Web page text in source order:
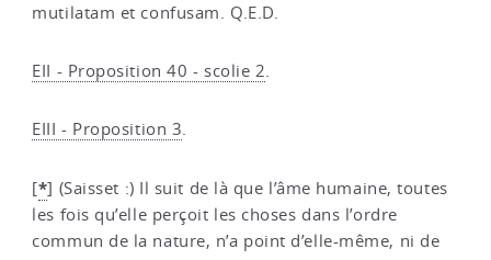
mutilatam et confusam. Q.E.D.
EII - Proposition 40 - scolie 2.
EIII - Proposition 3.
[*] (Saisset :) Il suit de là que l’âme humaine, toutes
les fois qu’elle perçoit les choses dans l’ordre
commun de la nature, n’a point d’elle-même, ni de